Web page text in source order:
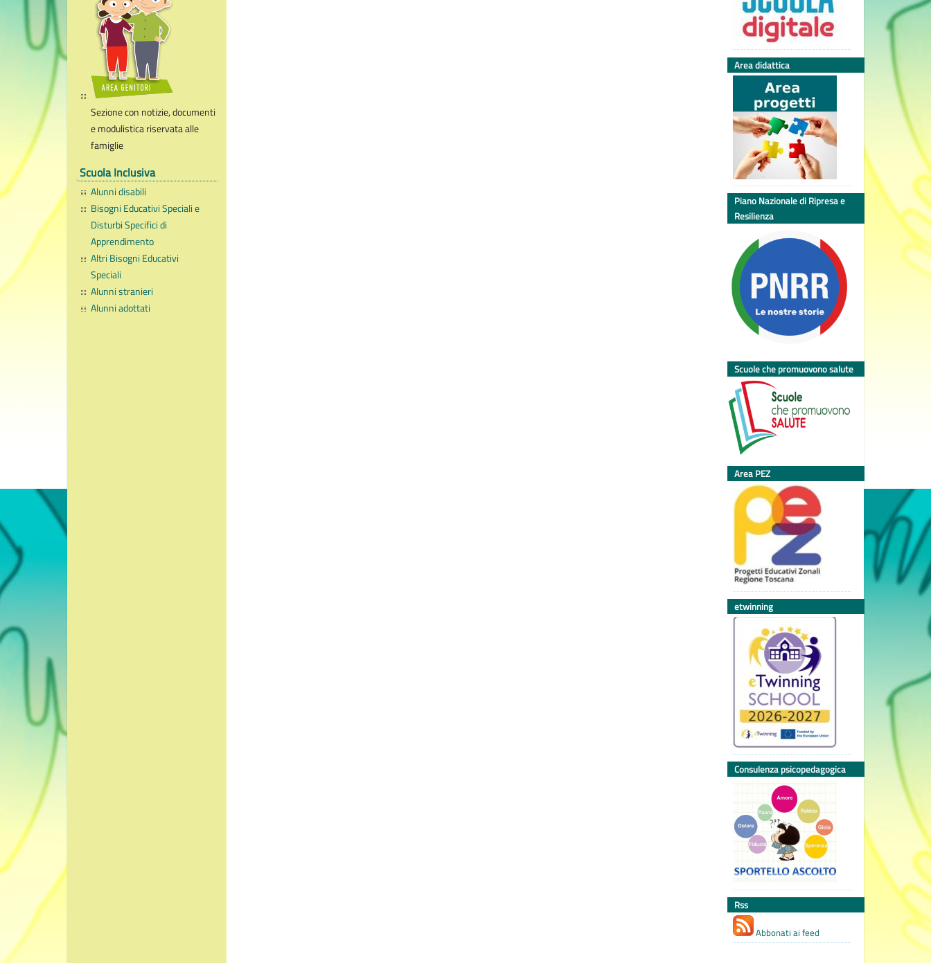
Sezione con notizie, documenti
e modulistica riservata alle
famiglie
Scuola Inclusiva
Alunni disabili
Bisogni Educativi Speciali e
Disturbi Specifici di
Apprendimento
Altri Bisogni Educativi
Speciali
Alunni stranieri
Alunni adottati
Area didattica
Piano Nazionale di Ripresa e
Resilienza
Scuole che promuovono salute
Area PEZ
etwinning
Consulenza psicopedagogica
Rss
Abbonati ai feed